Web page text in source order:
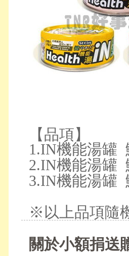
【品項】
1.IN機能湯罐
2.IN機能湯罐
3.IN機能湯罐
※以上品項隨
關於小額捐送